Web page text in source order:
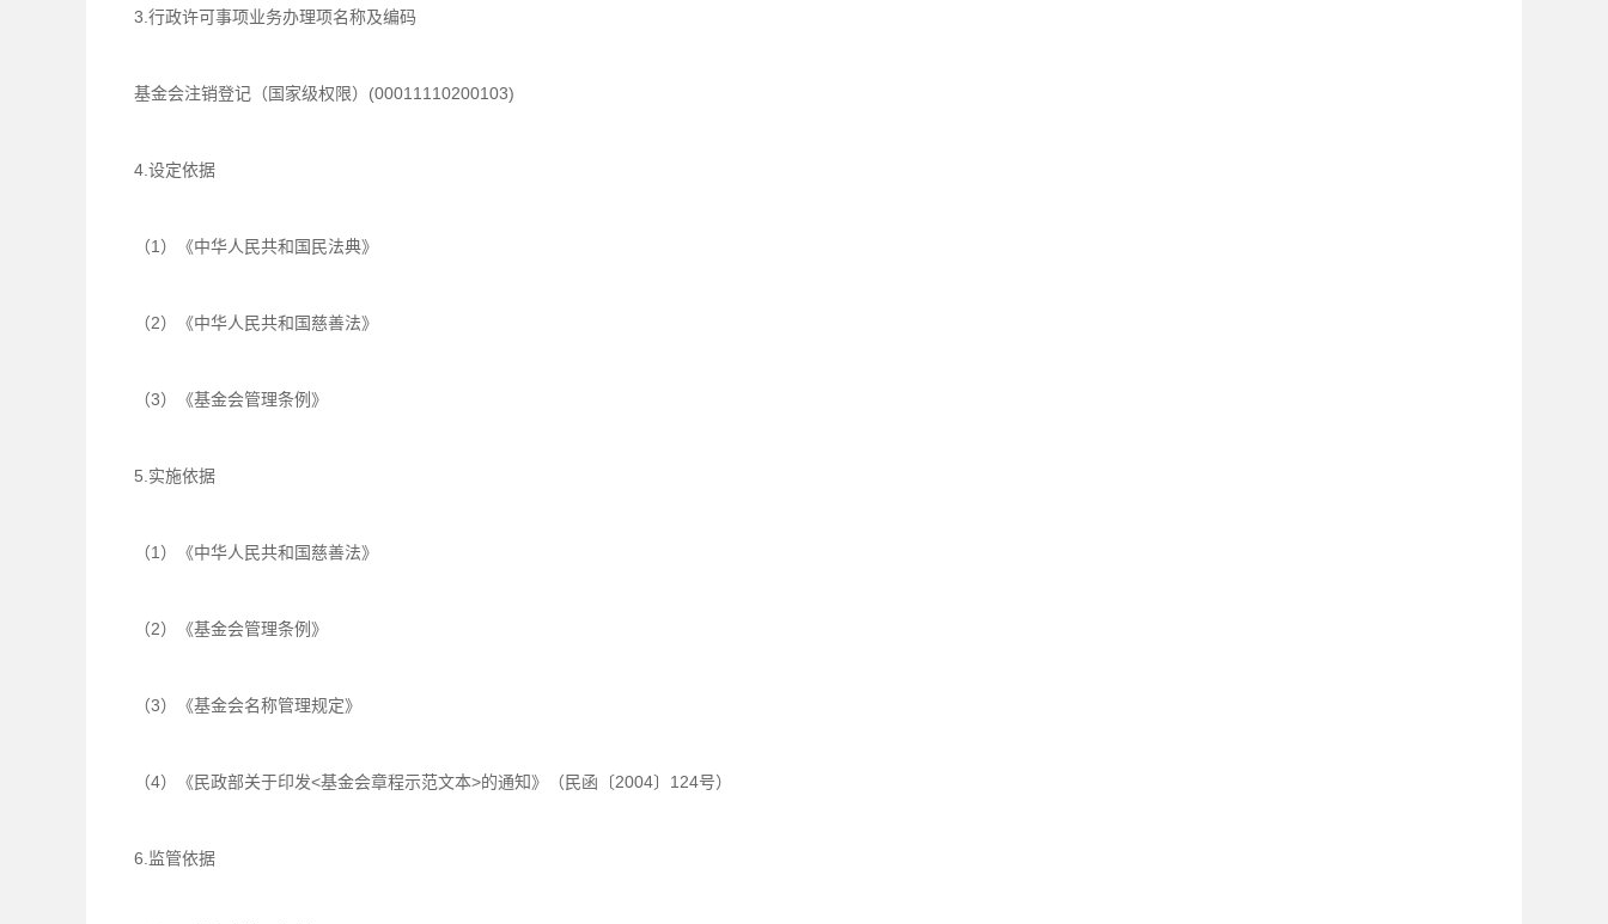
3.行政许可事项业务办理项名称及编码
基金会注销登记（国家级权限）(00011110200103)
4.设定依据
（1）《中华人民共和国民法典》
（2）《中华人民共和国慈善法》
（3）《基金会管理条例》
5.实施依据
（1）《中华人民共和国慈善法》
（2）《基金会管理条例》
（3）《基金会名称管理规定》
（4）《民政部关于印发<基金会章程示范文本>的通知》（民函〔2004〕124号）
6.监管依据